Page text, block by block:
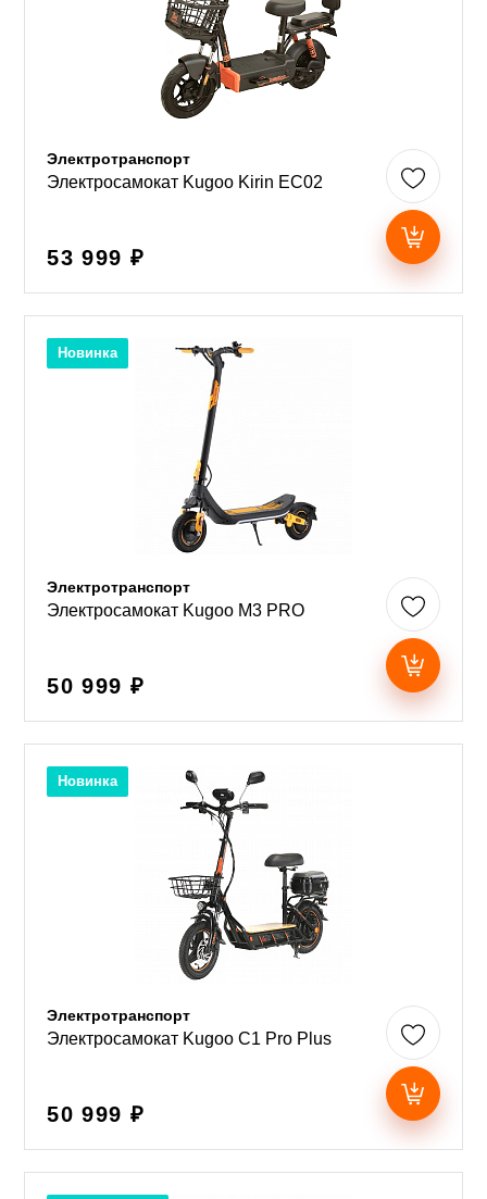
Электротранспорт
Электросамокат Kugoo Kirin EC02
53 999 ₽
Новинка
Электротранспорт
Электросамокат Kugoo M3 PRO
50 999 ₽
Новинка
Электротранспорт
Электросамокат Kugoo C1 Pro Plus
50 999 ₽